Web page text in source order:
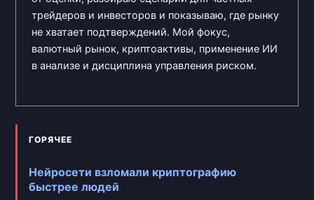
трейдеров и инвесторов и показываю, где рынку
не хватает подтверждений. Мой фокус,
валютный рынок, криптоактивы, применение ИИ
в анализе и дисциплина управления риском.
ГОРЯЧЕЕ
Нейросети взломали криптографию
быстрее людей